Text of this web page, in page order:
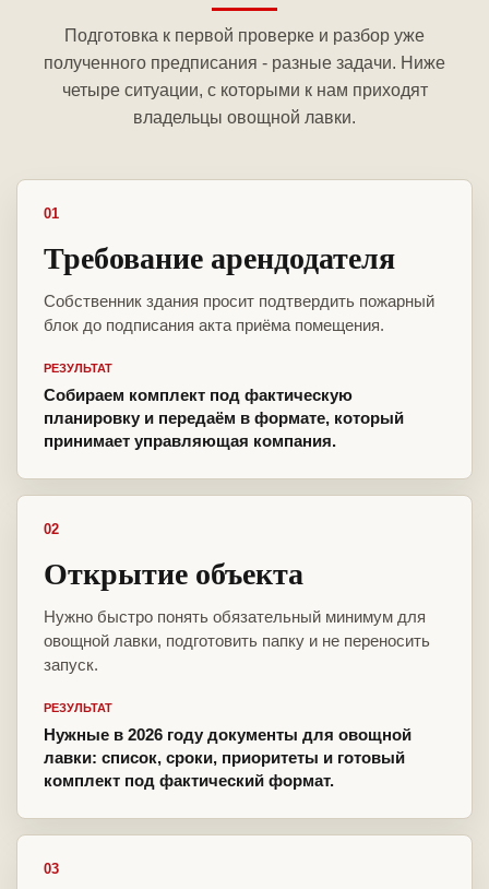
Подготовка к первой проверке и разбор уже
полученного предписания - разные задачи. Ниже
четыре ситуации, с которыми к нам приходят
владельцы овощной лавки.
01
Требование арендодателя
Собственник здания просит подтвердить пожарный
блок до подписания акта приёма помещения.
РЕЗУЛЬТАТ
Собираем комплект под фактическую
планировку и передаём в формате, который
принимает управляющая компания.
02
Открытие объекта
Нужно быстро понять обязательный минимум для
овощной лавки, подготовить папку и не переносить
запуск.
РЕЗУЛЬТАТ
Нужные в 2026 году документы для овощной
лавки: список, сроки, приоритеты и готовый
комплект под фактический формат.
03